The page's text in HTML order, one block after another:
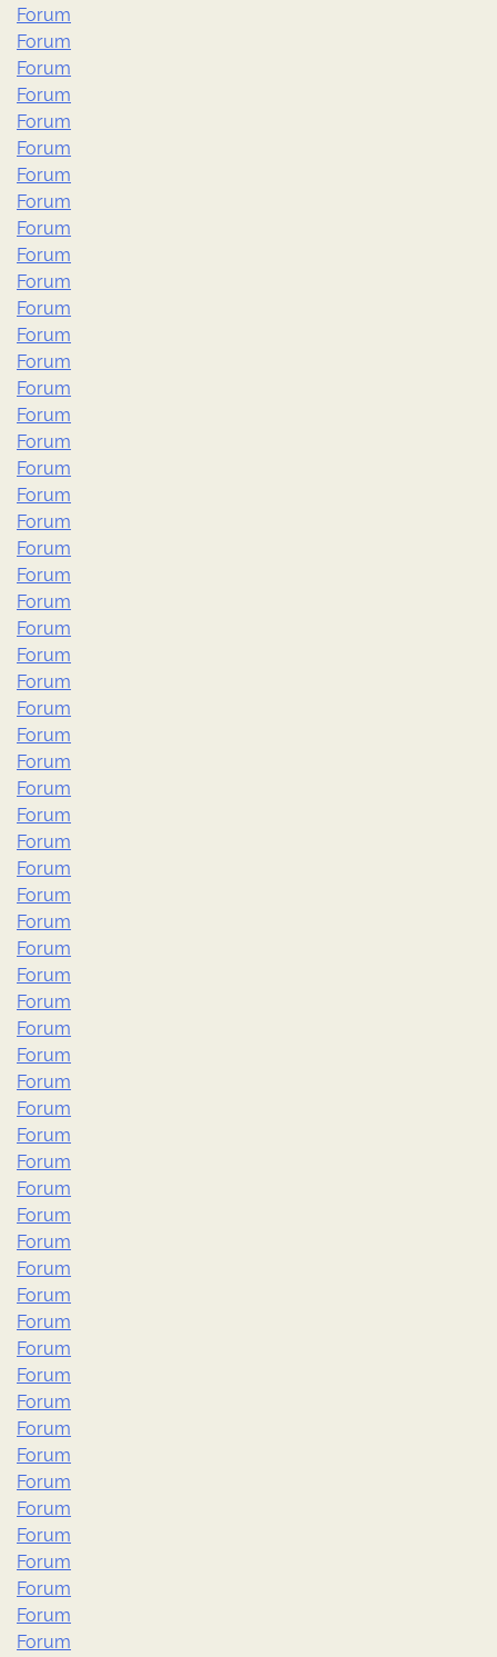
Forum
Forum
Forum
Forum
Forum
Forum
Forum
Forum
Forum
Forum
Forum
Forum
Forum
Forum
Forum
Forum
Forum
Forum
Forum
Forum
Forum
Forum
Forum
Forum
Forum
Forum
Forum
Forum
Forum
Forum
Forum
Forum
Forum
Forum
Forum
Forum
Forum
Forum
Forum
Forum
Forum
Forum
Forum
Forum
Forum
Forum
Forum
Forum
Forum
Forum
Forum
Forum
Forum
Forum
Forum
Forum
Forum
Forum
Forum
Forum
Forum
Forum